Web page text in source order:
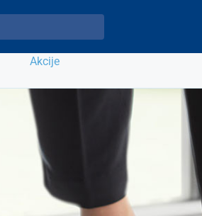
Akcije